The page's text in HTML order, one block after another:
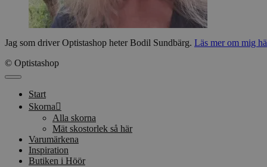
Jag som driver Optistashop heter Bodil Sundbärg. Läs mer om mig
© Optistashop
Stäng
Start
Skorna
Alla skorna
Mät skostorlek så här
Varumärkena
Inspiration
Butiken i Höör